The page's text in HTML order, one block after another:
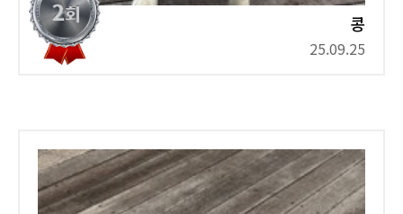
콩
25.09.25